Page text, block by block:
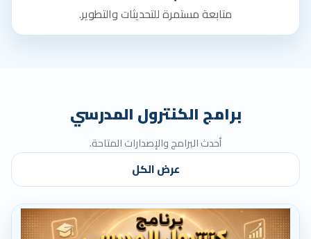
متابعة مستمرة للتحديثات والتطوير.
برامج الكنترول المدرسي
أحدث البرامج والإصدارات المتاحة.
عرض الكل